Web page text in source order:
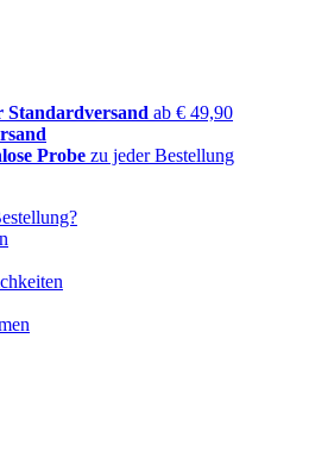
Standardversand ab € 49,90
Probe zu jeder Bestellung